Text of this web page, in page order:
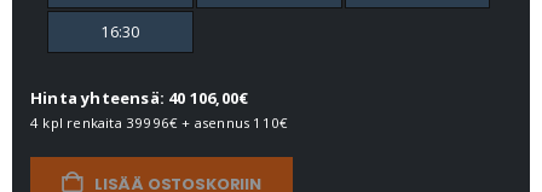
16:30
Hinta yhteensä: 40 106,00€
4 kpl renkaita 39996€ + asennus 110€
LISÄÄ OSTOSKORIIN